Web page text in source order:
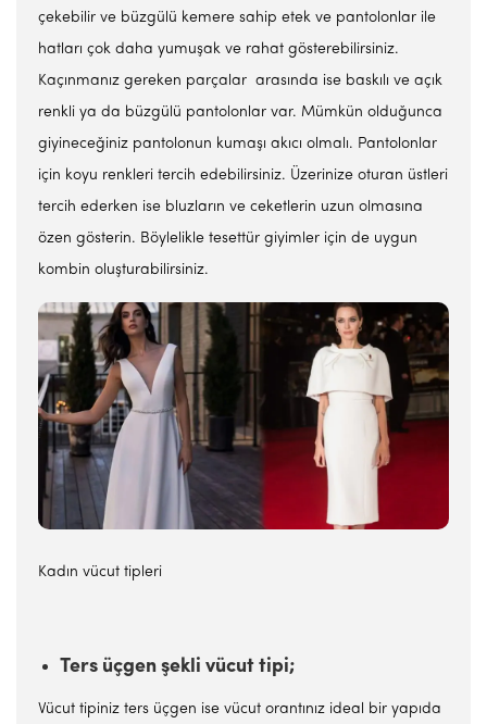
çekebilir ve büzgülü kemere sahip etek ve pantolonlar ile
hatları çok daha yumuşak ve rahat gösterebilirsiniz.
Kaçınmanız gereken parçalar arasında ise baskılı ve açık
renkli ya da büzgülü pantolonlar var. Mümkün olduğunca
giyineceğiniz pantolonun kumaşı akıcı olmalı. Pantolonlar
için koyu renkleri tercih edebilirsiniz. Üzerinize oturan üstleri
tercih ederken ise bluzların ve ceketlerin uzun olmasına
özen gösterin. Böylelikle tesettür giyimler için de uygun
kombin oluşturabilirsiniz.
Kadın vücut tipleri
Ters üçgen şekli vücut tipi;
Vücut tipiniz ters üçgen ise vücut orantınız ideal bir yapıda